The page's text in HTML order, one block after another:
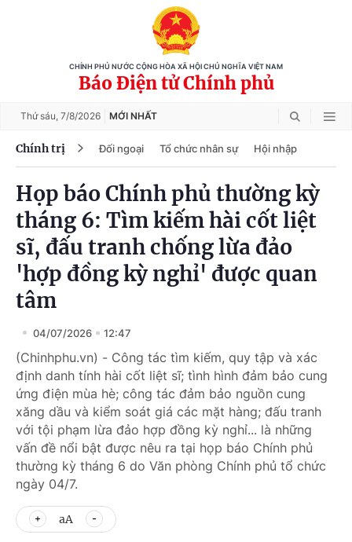
CHÍNH PHỦ NƯỚC CỘNG HÒA XÃ HỘI CHỦ NGHĨA VIỆT NAM
Báo Điện tử Chính phủ
Thứ sáu, 7/8/2026 MỚI NHẤT
Chính trị Đối ngoại Tổ chức nhân sự Hội nhập
Họp báo Chính phủ thường kỳ
tháng 6: Tìm kiếm hài cốt liệt
sĩ, đấu tranh chống lừa đảo
'hợp đồng kỳ nghỉ' được quan
tâm
04/07/2026 12:47
(Chinhphu.vn) - Công tác tìm kiếm, quy tập và xác
định danh tính hài cốt liệt sĩ; tình hình đảm bảo cung
ứng điện mùa hè; công tác đảm bảo nguồn cung
xăng dầu và kiểm soát giá các mặt hàng; đấu tranh
với tội phạm lừa đảo hợp đồng kỳ nghỉ... là những
vấn đề nổi bật được nêu ra tại họp báo Chính phủ
thường kỳ tháng 6 do Văn phòng Chính phủ tổ chức
ngày 04/7.
aA